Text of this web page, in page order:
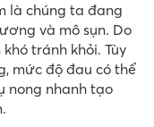
là chúng ta đang
và mô sụn. Do
tránh khỏi. Tùy
mức độ đau có thể
nong nhanh tạo